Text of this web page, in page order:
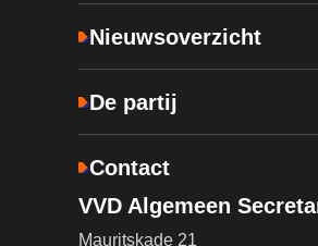
Nieuwsoverzicht
De partij
Contact
VVD Algemeen
Mauritskade 21